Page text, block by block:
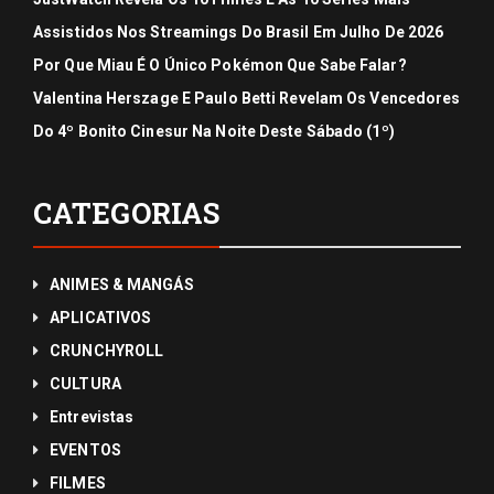
Assistidos Nos Streamings Do Brasil Em Julho De 2026
Por Que Miau É O Único Pokémon Que Sabe Falar?
Valentina Herszage E Paulo Betti Revelam Os Vencedores
Do 4º Bonito Cinesur Na Noite Deste Sábado (1º)
CATEGORIAS
ANIMES & MANGÁS
APLICATIVOS
CRUNCHYROLL
CULTURA
Entrevistas
EVENTOS
FILMES